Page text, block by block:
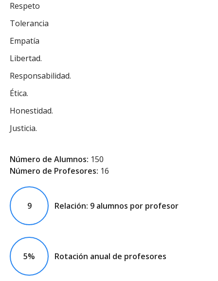
Respeto
Tolerancia
Empatía
Libertad.
Responsabilidad.
Ética.
Honestidad.
Justicia.
Número de Alumnos: 150
Número de Profesores: 16
9 Relación: 9 alumnos por profesor
5% Rotación anual de profesores